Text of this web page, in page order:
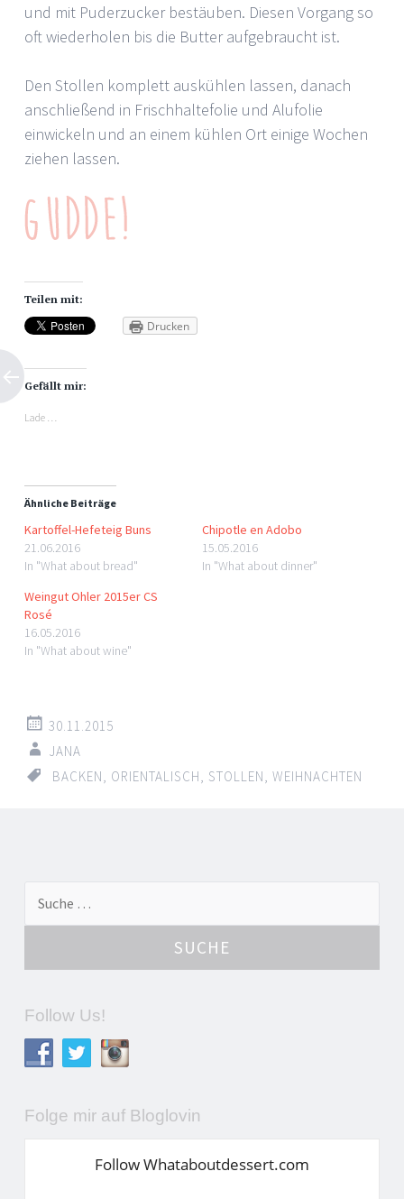
und mit Puderzucker bestäuben. Diesen Vorgang so
oft wiederholen bis die Butter aufgebraucht ist.
Den Stollen komplett auskühlen lassen, danach
anschließend in Frischhaltefolie und Alufolie
einwickeln und an einem kühlen Ort einige Wochen
ziehen lassen.
Teilen mit:
Drucken
Gefällt mir:
Lade …
Ähnliche Beiträge
Kartoffel-Hefeteig Buns
21.06.2016
In "What about bread"
Chipotle en Adobo
15.05.2016
In "What about dinner"
Weingut Ohler 2015er CS
Rosé
16.05.2016
In "What about wine"
30.11.2015
JANA
BACKEN
ORIENTALISCH STOLLEN WEIHNACHTEN
Artikel-Navigation
Follow Us!
Folge mir auf Bloglovin